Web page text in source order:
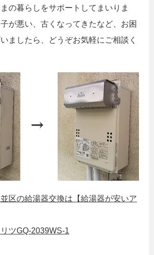
の暮らしをサポートしてまいりま
が悪い、古くなってきたなど、お困
ましたら、どうぞお気軽にご相談く
区の給湯器交換は【給湯器が安いア
リツGQ-2039WS-1